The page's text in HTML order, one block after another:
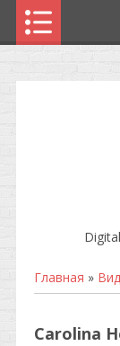
Главная »
Carolina